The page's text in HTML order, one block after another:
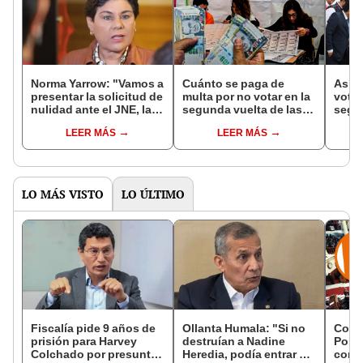
Norma Yarrow: "Vamos a
presentar la solicitud de
nulidad ante el JNE, la
Constitucional"
LEER MÁS
Cuánto se paga de
multa por no votar en la
segunda vuelta de las
LEER MÁS
Así
LO MÁS VISTO LO ÚLTIMO
Fiscalía pide 9 años de
prisión para Harvey
Colchado por presunta
Ollanta Humala: "Si no
destruían a Nadine
Heredia, podía entrar en